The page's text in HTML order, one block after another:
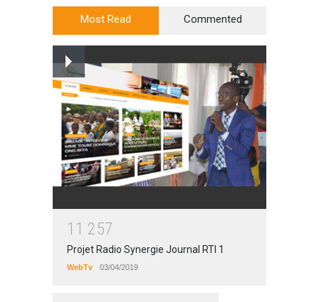
Most Read Commented
1 1 257
Projet Radio Synergie Journal RTI 1
WebTv 03/04/2019